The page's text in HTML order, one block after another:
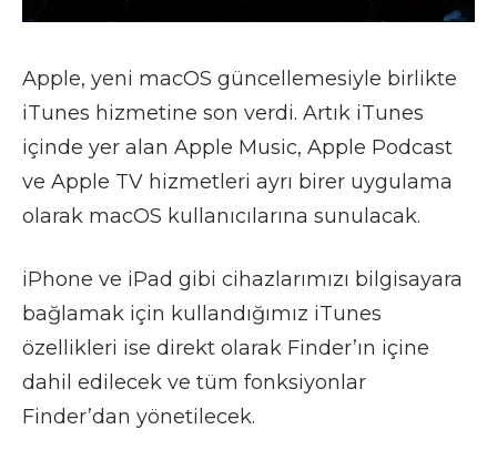
Apple, yeni macOS güncellemesiyle birlikte
iTunes hizmetine son verdi. Artık iTunes
içinde yer alan Apple Music, Apple Podcast
ve Apple TV hizmetleri ayrı birer uygulama
olarak macOS kullanıcılarına sunulacak.
iPhone ve iPad gibi cihazlarımızı bilgisayara
bağlamak için kullandığımız iTunes
özellikleri ise direkt olarak Finder’ın içine
dahil edilecek ve tüm fonksiyonlar
Finder’dan yönetilecek.